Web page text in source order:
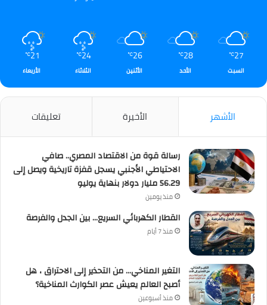
27
℃
السبت
28
℃
الأحد
26
℃
الأثنين
24
℃
الثلاثاء
21
℃
الأربعاء
الأشهر الأخيرة تعليقات
رسالة قوة من الاقتصاد المصري.. صافي
الاحتياطي الأجنبي يسجل قفزة تاريخية ويصل إلى
56.29 مليار دولار بنهاية يوليو
منذ يومين
القطار الكهربائي السريع… بين الجدل والفرصة
منذ 7 أيام
التغير المناخي… من التحذير إلى الاحتراق ، هل
أصبح العالم يعيش عصر الكوارث المناخية؟
منذ أسبوعين